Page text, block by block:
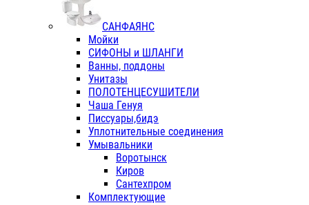
САНФАЯНС
Мойки
СИФОНЫ и ШЛАНГИ
Ванны, поддоны
Унитазы
ПОЛОТЕНЦЕСУШИТЕЛИ
Чаша Генуя
Писсуары,бидэ
Уплотнительные соединения
Умывальники
Воротынск
Киров
Сантехпром
Комплектующие